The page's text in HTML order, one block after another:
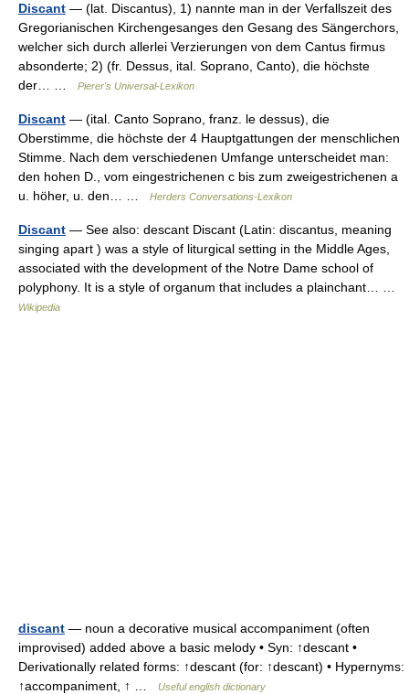
Discant — (lat. Discantus), 1) nannte man in der Verfallszeit des
Gregorianischen Kirchengesanges den Gesang des Sängerchors,
welcher sich durch allerlei Verzierungen von dem Cantus firmus
absonderte; 2) (fr. Dessus, ital. Soprano, Canto), die höchste
der… …
Pierer's Universal-Lexikon
Discant — (ital. Canto Soprano, franz. le dessus), die
Oberstimme, die höchste der 4 Hauptgattungen der menschlichen
Stimme. Nach dem verschiedenen Umfange unterscheidet man:
den hohen D., vom eingestrichenen c bis zum zweigestrichenen a
u. höher, u. den… …
Herders Conversations-Lexikon
Discant — See also: descant Discant (Latin: discantus, meaning
singing apart ) was a style of liturgical setting in the Middle Ages,
associated with the development of the Notre Dame school of
polyphony. It is a style of organum that includes a plainchant… …
Wikipedia
discant — noun a decorative musical accompaniment (often
improvised) added above a basic melody • Syn: ↑descant •
Derivationally related forms: ↑descant (for: ↑descant) • Hypernyms:
↑accompaniment, ↑ …
Useful english dictionary